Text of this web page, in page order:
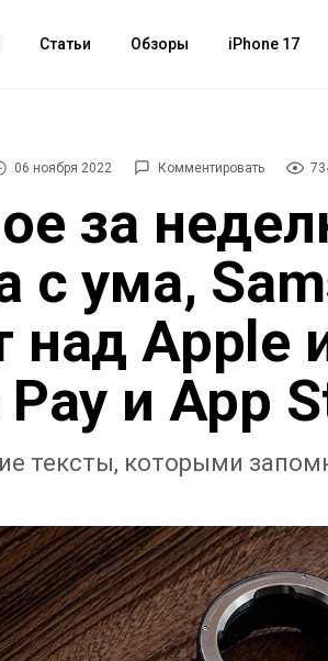
Статьи Обзоры iPhone 17
06 ноября 2022 Комментировать
за
с ума,
над Apple
и App
тексты, которыми